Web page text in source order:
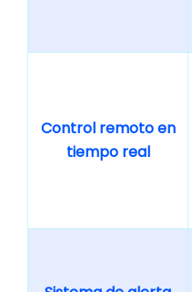
Control remoto en
tiempo real